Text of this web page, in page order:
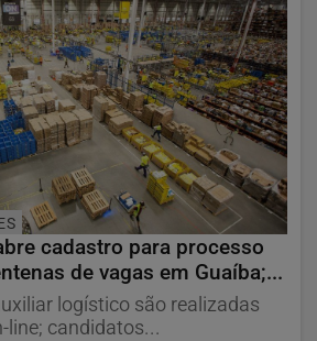
cadastro para processo
de vagas em Guaíba;...
logístico são realizadas
line; candidatos...